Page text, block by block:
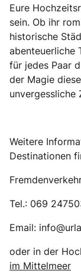
Eure
sein. Ob ihr
historische
abenteuerliche
für jedes Paar
der Magie
unvergessliche
Weitere
Destinationen
Tel.: 069
Email:
oder in der
im Mittelmeer